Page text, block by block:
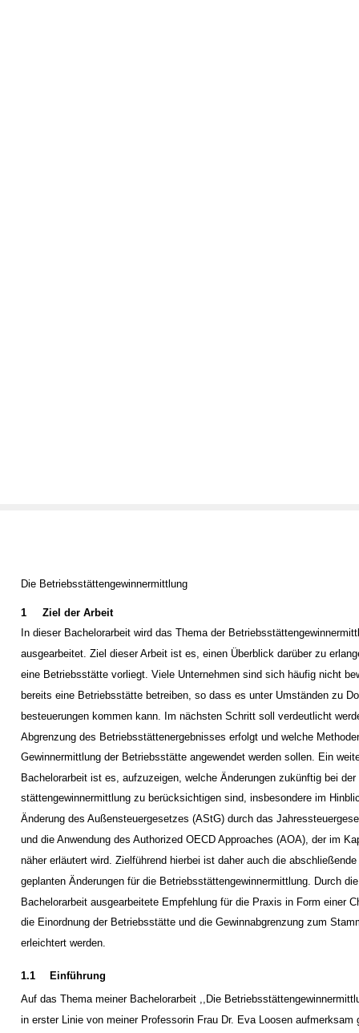
Die Betriebsstättengewinnermittlung
1
Ziel der Arbeit
In dieser Bachelorarbeit wird das Thema der
ausgearbeitet. Ziel dieser Arbeit ist es, einen Überblick darüber zu
eine Betriebsstätte vorliegt. Viele Unternehmen sind sich häufig nicht
bereits eine Betriebsstätte betreiben, so dass es unter Umständen zu
besteuerungen kommen kann. Im nächsten Schritt soll verdeutlicht
Abgrenzung des Betriebsstättenergebnisses erfolgt und welche
Gewinnermittlung der Betriebsstätte angewendet werden sollen. Ein
Bachelorarbeit ist es, aufzuzeigen, welche Änderungen zukünftig bei der
stättengewinnermittlung zu berücksichtigen sind, insbesondere im
Änderung des Außensteuergesetzes (AStG) durch das
und die Anwendung des Authorized OECD Approaches (AOA), der im
näher erläutert wird. Zielführend hierbei ist daher auch die
geplanten Änderungen für die Betriebsstättengewinnermittlung. Durch
Bachelorarbeit ausgearbeitete Empfehlung für die Praxis in Form einer
die Einordnung der Betriebsstätte und die Gewinnabgrenzung zum
erleichtert werden.
1.1
Einführung
Auf das Thema meiner Bachelorarbeit ,,Die
in erster Linie von meiner Professorin Frau Dr. Eva Loosen aufmerksam